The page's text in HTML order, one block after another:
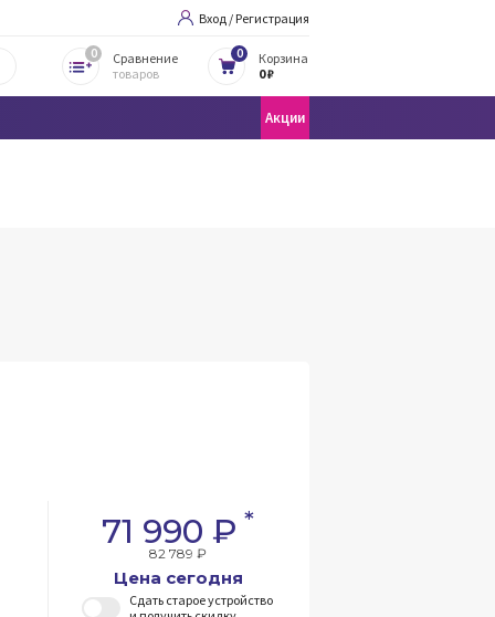
Вход / Регистрация
0
Сравнение
товаров
0
Корзина
0 ₽
Акции
71 990 ₽ *
82 789 ₽
Цена сегодня
Сдать старое устройство